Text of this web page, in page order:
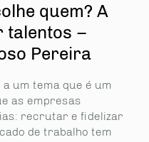
quem? A
talentos –
Pereira
um tema que é um
as empresas
recrutar e fidelizar
de trabalho tem